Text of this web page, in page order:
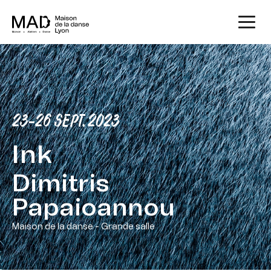
23-26 SEPT. 2023
Ink
Dimitris
Papaioannou
Maison de la danse - Grande salle